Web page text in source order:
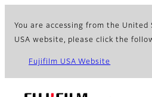
You are accessing from the
USA website, please click the
Fujifilm USA Website